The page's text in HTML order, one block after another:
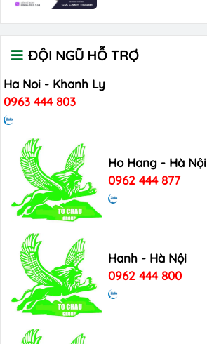
ĐỘI NGŨ HỖ TRỢ
Ha Noi - Khanh Ly
0963 444 803
Ho Hang - Hà Nội
0962 444 877
Hanh - Hà Nội
0962 444 800